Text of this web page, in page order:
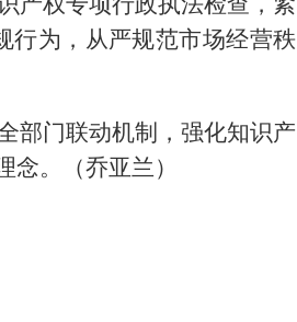
行为，从严规范市场经营秩
部门联动机制，强化知识产
。（乔亚兰）